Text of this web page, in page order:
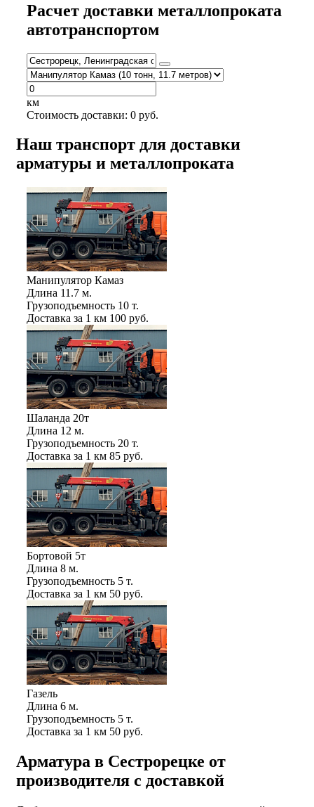
Расчет доставки металлопроката
автотранспортом
км
Стоимость доставки: 0 руб.
Наш транспорт для доставки
арматуры и металлопроката
Манипулятор Камаз
Длина 11.7 м.
Грузоподъемность 10 т.
Доставка за 1 км 100 руб.
Шаланда 20т
Длина 12 м.
Грузоподъемность 20 т.
Доставка за 1 км 85 руб.
Бортовой 5т
Длина 8 м.
Грузоподъемность 5 т.
Доставка за 1 км 50 руб.
Газель
Длина 6 м.
Грузоподъемность 5 т.
Доставка за 1 км 50 руб.
Арматура в Сестрорецке от
производителя с доставкой